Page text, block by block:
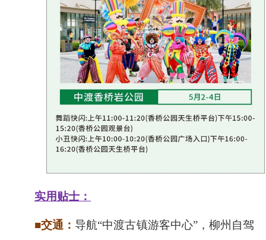
实用贴士：
■交通：导航“中渡古镇游客中心”，柳州自驾